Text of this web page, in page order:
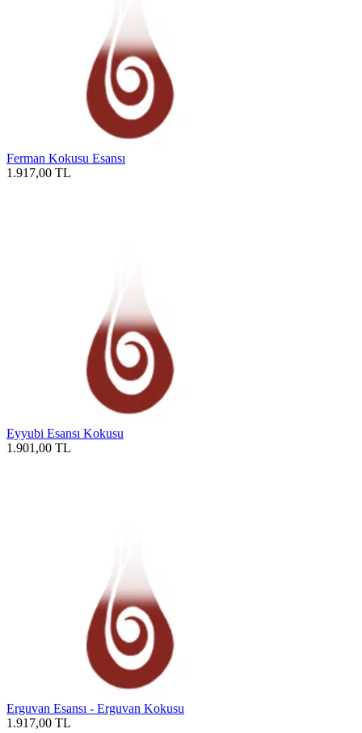
Ferman Kokusu Esansı
1.917,00 TL
Eyyubi Esansı Kokusu
1.901,00 TL
Erguvan Esansı - Erguvan Kokusu
1.917,00 TL